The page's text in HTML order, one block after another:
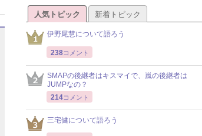
人気トピック 新着トピック
伊野尾慧について語ろう
238コメント
SMAPの後継者はキスマイで、嵐の後継者は
JUMPなの？
214コメント
三宅健について語ろう